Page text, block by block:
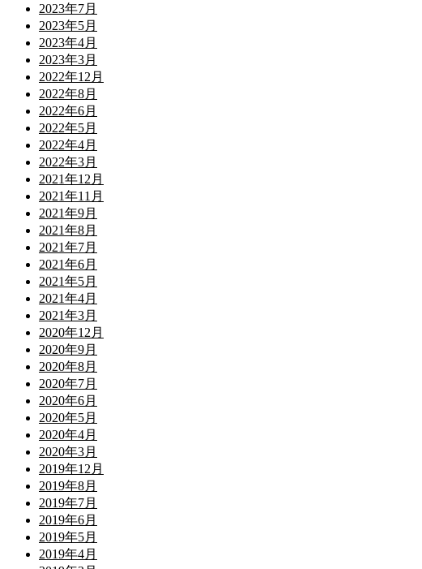
2023年7月
2023年5月
2023年4月
2023年3月
2022年12月
2022年8月
2022年6月
2022年5月
2022年4月
2022年3月
2021年12月
2021年11月
2021年9月
2021年8月
2021年7月
2021年6月
2021年5月
2021年4月
2021年3月
2020年12月
2020年9月
2020年8月
2020年7月
2020年6月
2020年5月
2020年4月
2020年3月
2019年12月
2019年8月
2019年7月
2019年6月
2019年5月
2019年4月